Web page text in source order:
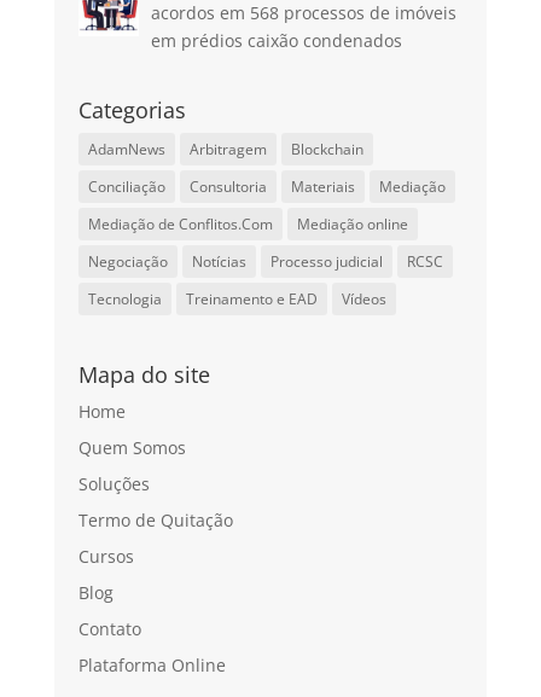
acordos em 568 processos de imóveis
em prédios caixão condenados
Categorias
AdamNews Arbitragem
Blockchain
Conciliação
Consultoria Materiais
Mediação
Mediação de Conflitos.Com
Mediação online
Negociação
Notícias Processo judicial
RCSC
Tecnologia
Treinamento e EAD Vídeos
Mapa do site
Home
Quem Somos
Soluções
Termo de Quitação
Cursos
Blog
Contato
Plataforma Online